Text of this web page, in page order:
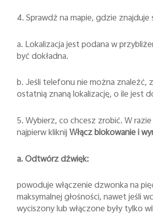
4. Sprawdź na mapie, gdzie
a. Lokalizacja jest podana w
być dokładna.
b. Jeśli telefonu nie można znaleźć,
ostatnią znaną lokalizację, o ile jest
5. Wybierz, co chcesz zrobić. W
najpierw kliknijWłącz blokowanie i
a. Odtwórz dźwięk:
powoduje włączenie dzwonka na
maksymalnej głośności, nawet jeśli
wyciszony lub włączone były tylko